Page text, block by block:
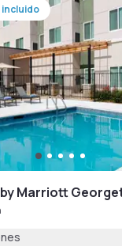
incluido
Marriott